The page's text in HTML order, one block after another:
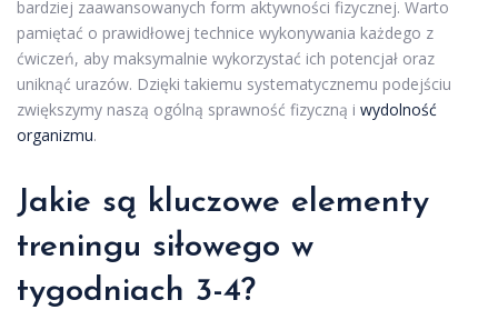
bardziej zaawansowanych form aktywności fizycznej. Warto
pamiętać o prawidłowej technice wykonywania każdego z
ćwiczeń, aby maksymalnie wykorzystać ich potencjał oraz
uniknąć urazów. Dzięki takiemu systematycznemu podejściu
zwiększymy naszą ogólną sprawność fizyczną i wydolność
organizmu.
Jakie są kluczowe elementy
treningu siłowego w
tygodniach 3-4?